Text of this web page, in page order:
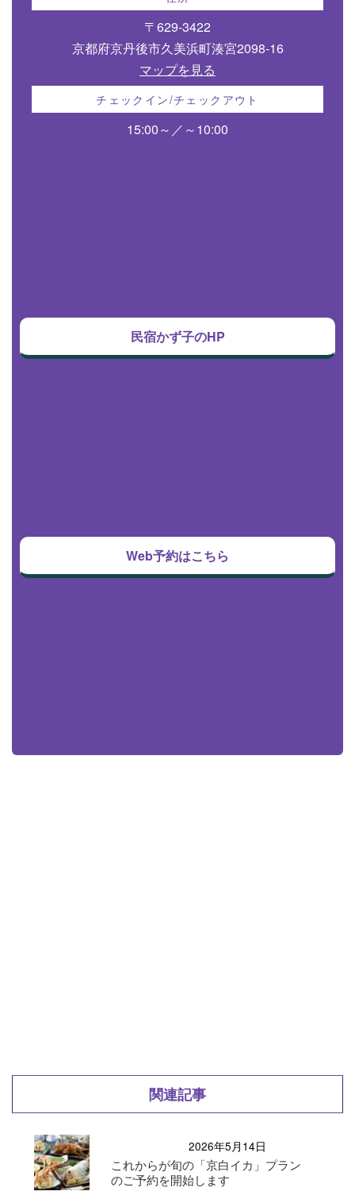
〒629-3422
京都府京丹後市久美浜町湊宮2098-16
マップを見る
チェックイン/チェックアウト
15:00～／～10:00
民宿かず子のHP
Web予約はこちら
関連記事
2026年5月14日
これからが旬の「京白イカ」プラン
のご予約を開始します